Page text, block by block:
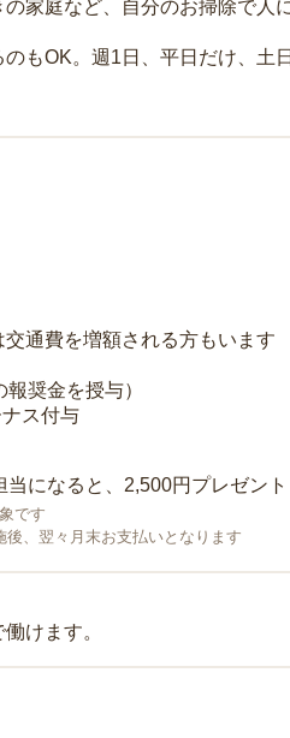
家庭など、自分のお掃除で人
もOK。週1日、平日だけ、土
通費を増額される方もいます
奨金を授与）
ス付与
になると、2,500円プレゼント
です
、翌々月末お支払いとなります
けます。